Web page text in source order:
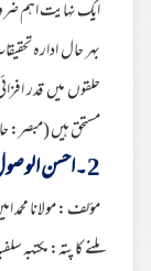
ایک نہایت اہم
بہر حال ادارہ
حلقوں میں قدر
مستحق ہیں
2۔احسن الوصول الی مصطلح احادیث الرسول
مؤلف : مولانا
ملنے کا پتہ: مکتبہ